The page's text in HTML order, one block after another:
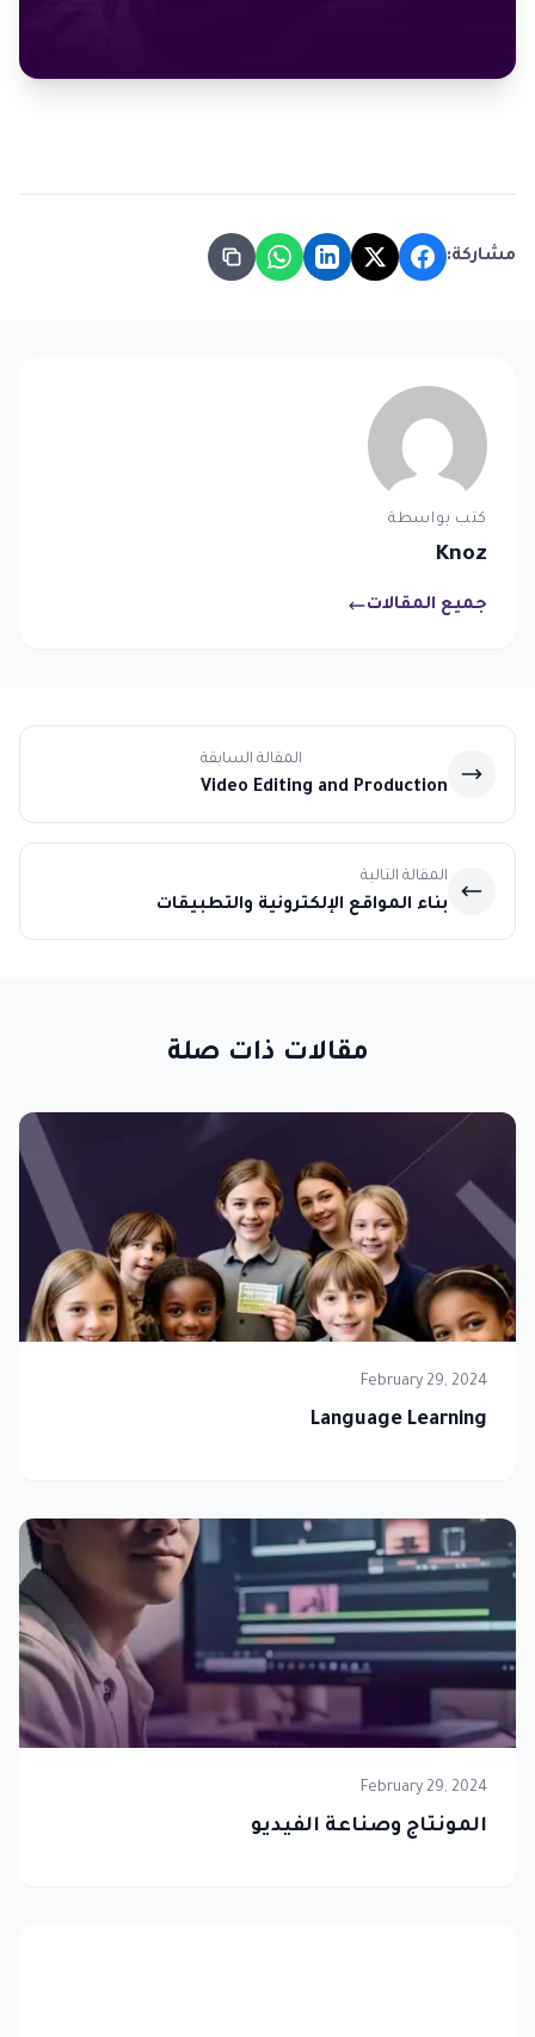
مشاركة:
كتب بواسطة
Knoz
جميع المقالات
المقالة السابقة
Video Editing and Production
المقالة التالية
بناء المواقع الإلكترونية والتطبيقات
مقالات ذات صلة
February 29, 2024
Language Learning
February 29, 2024
المونتاج وصناعة الفيديو